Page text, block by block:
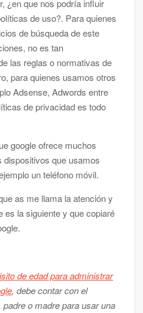
¿en que nos podría influir
de uso?. Para quienes
de búsqueda de este
no es tan
las reglas o normativas de
para quienes usamos otros
Adsense, Adwords entre
de privacidad es todo
google ofrece muchos
que usamos
un teléfono móvil.
as me llama la atención y
es la siguiente y que copiaré
de edad para administrar
, debe contar con el
o madre para usar una